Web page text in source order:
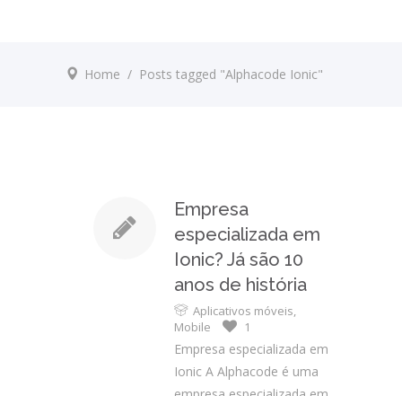
Home / Posts tagged "Alphacode Ionic"
Empresa
especializada em
Ionic? Já são 10
anos de história
Aplicativos móveis,
Mobile
1
Empresa especializada em
Ionic A Alphacode é uma